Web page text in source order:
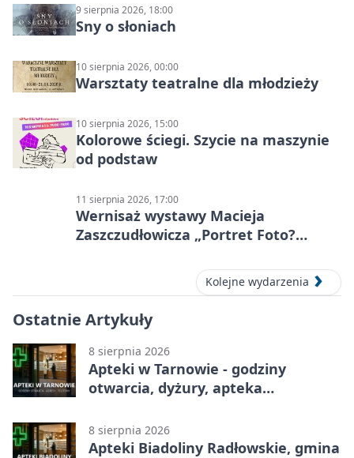
9 sierpnia 2026, 18:00
Sny o słoniach
10 sierpnia 2026, 00:00
Warsztaty teatralne dla młodzieży
10 sierpnia 2026, 15:00
Kolorowe ściegi. Szycie na maszynie
od podstaw
11 sierpnia 2026, 17:00
Wernisaż wystawy Macieja
Zaszczudłowicza „Portret Foto?
Kolejne wydarzenia
Ostatnie Artykuły
8 sierpnia 2026
Apteki w Tarnowie - godziny
otwarcia, dyżury, apteka
8 sierpnia 2026
Apteki Biadoliny Radłowskie, gmina